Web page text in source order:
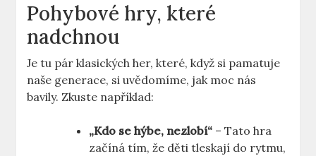
Pohybové hry, které
nadchnou
Je tu pár klasických her, které, když si pamatuje
naše generace, si uvědomíme, jak moc nás
bavily. Zkuste například:
„Kdo se hýbe, nezlobí“ – Tato hra
začíná tím, že děti tleskají do rytmu,